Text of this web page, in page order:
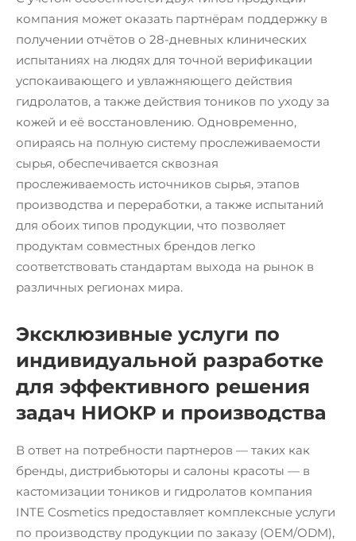
компания может оказать партнёрам поддержку в
получении отчётов о 28-дневных клинических
испытаниях на людях для точной верификации
успокаивающего и увлажняющего действия
гидролатов, а также действия тоников по уходу за
кожей и её восстановлению. Одновременно,
опираясь на полную систему прослеживаемости
сырья, обеспечивается сквозная
прослеживаемость источников сырья, этапов
производства и переработки, а также испытаний
для обоих типов продукции, что позволяет
продуктам совместных брендов легко
соответствовать стандартам выхода на рынок в
различных регионах мира.
Эксклюзивные услуги по
индивидуальной разработке
для эффективного решения
задач НИОКР и производства
В ответ на потребности партнеров — таких как
бренды, дистрибьюторы и салоны красоты — в
кастомизации тоников и гидролатов компания
INTE Cosmetics предоставляет комплексные услуги
по производству продукции по заказу (OEM/ODM),